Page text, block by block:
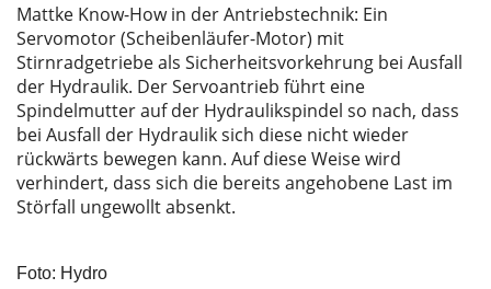
Mattke Know-How in der Antriebstechnik: Ein
Servomotor (Scheibenläufer-Motor) mit
Stirnradgetriebe als Sicherheitsvorkehrung bei Ausfall
der Hydraulik. Der Servoantrieb führt eine
Spindelmutter auf der Hydraulikspindel so nach, dass
bei Ausfall der Hydraulik sich diese nicht wieder
rückwärts bewegen kann. Auf diese Weise wird
verhindert, dass sich die bereits angehobene Last im
Störfall ungewollt absenkt.
Foto: Hydro